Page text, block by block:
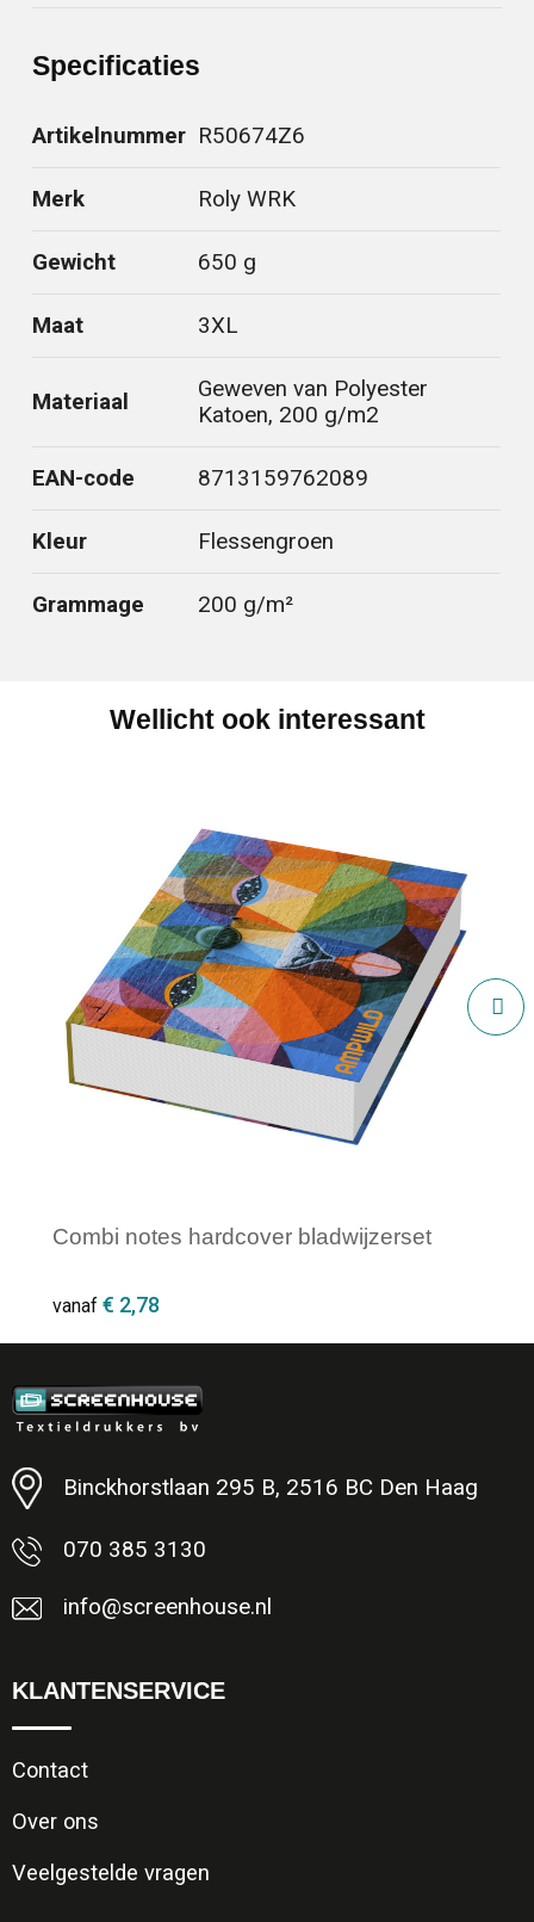
Specificaties
Artikelnummer R50674Z6
Merk Roly WRK
Gewicht 650 g
Maat 3XL
Materiaal
Geweven van Polyester
Katoen, 200 g/m2
EAN-code 8713159762089
Kleur Flessengroen
Grammage 200 g/m²
Wellicht ook interessant
Combi notes hardcover bladwijzerset
vanaf € 2,78
Minimale afname: 250
Binckhorstlaan 295 B, 2516 BC Den Haag
070 385 3130
info@screenhouse.nl
KLANTENSERVICE
Contact
Over ons
Veelgestelde vragen